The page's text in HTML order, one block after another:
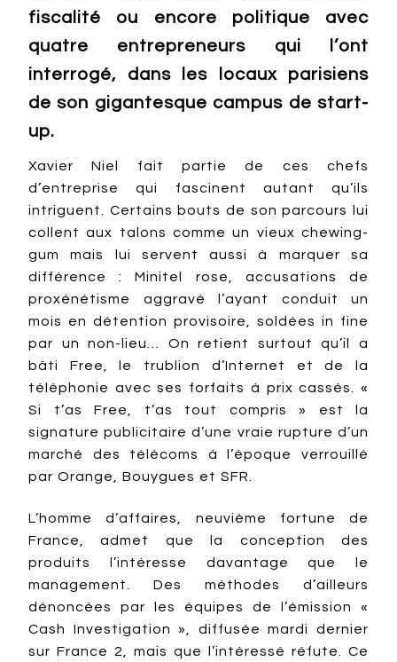
fiscalité ou encore politique avec
quatre entrepreneurs qui l’ont
interrogé, dans les locaux parisiens
de son gigantesque campus de start-
up.
Xavier Niel fait partie de ces chefs
d’entreprise qui fascinent autant qu’ils
intriguent. Certains bouts de son parcours lui
collent aux talons comme un vieux chewing-
gum mais lui servent aussi à marquer sa
différence : Minitel rose, accusations de
proxénétisme aggravé l’ayant conduit un
mois en détention provisoire, soldées in fine
par un non-lieu… On retient surtout qu’il a
bâti Free, le trublion d’Internet et de la
téléphonie avec ses forfaits à prix cassés. «
Si t’as Free, t’as tout compris » est la
signature publicitaire d’une vraie rupture d’un
marché des télécoms à l’époque verrouillé
par Orange, Bouygues et SFR.
L’homme d’affaires, neuvième fortune de
France, admet que la conception des
produits l’intéresse davantage que le
management. Des méthodes d’ailleurs
dénoncées par les équipes de l’émission «
Cash Investigation », diffusée mardi dernier
sur France 2, mais que l’intéressé réfute. Ce